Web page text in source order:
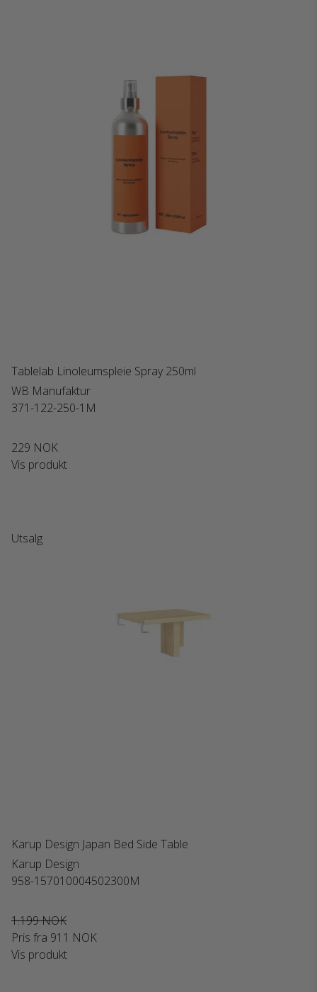
Tablelab Linoleumspleie Spray 250ml
WB Manufaktur
371-122-250-1M
229 NOK
Vis produkt
Utsalg
Karup Design Japan Bed Side Table
Karup Design
958-157010004502300M
1.199 NOK
Pris fra 911 NOK
Vis produkt